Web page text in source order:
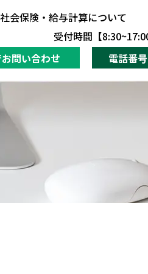
社会保険・給与計算について
受付時間【
問い合わせ
電話番
社会保険・給与計算について